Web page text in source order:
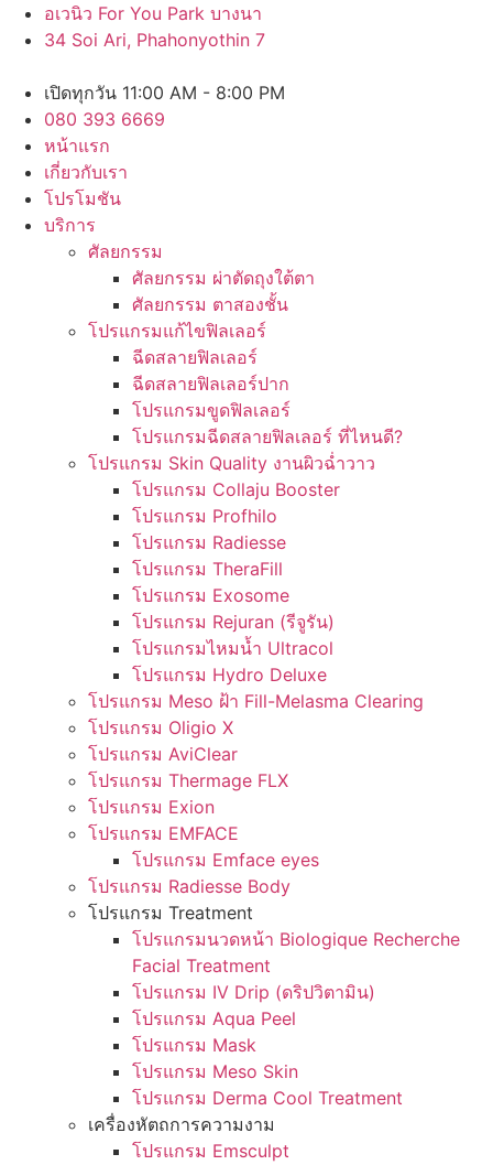
Skip
อเวนิว For You Park บางนา
34 Soi Ari, Phahonyothin 7
เปิดทุกวัน 11:00 AM - 8:00 PM
080 393 6669
หน้าแรก
เกี่ยวกับเรา
โปรโมชัน
บริการ
ศัลยกรรม
ศัลยกรรม ผ่าตัดถุงใต้ตา
ศัลยกรรม ตาสองชั้น
โปรแกรมแก้ไขฟิลเลอร์
ฉีดสลายฟิลเลอร์
ฉีดสลายฟิลเลอร์ปาก
โปรแกรมขูดฟิลเลอร์
โปรแกรมฉีดสลายฟิลเลอร์ ที่ไหนดี?
โปรแกรม Skin Quality งานผิวฉ่ำวาว
โปรแกรม Collaju Booster
โปรแกรม Profhilo
โปรแกรม Radiesse
โปรแกรม TheraFill
โปรแกรม Exosome
โปรแกรม Rejuran (รีจูรัน)
โปรแกรมไหมน้ำ Ultracol
โปรแกรม Hydro Deluxe
โปรแกรม Meso ฝ้า Fill-Melasma Clearing
โปรแกรม Oligio X
โปรแกรม AviClear
โปรแกรม Thermage FLX
โปรแกรม Exion
โปรแกรม EMFACE
โปรแกรม Emface eyes
โปรแกรม Radiesse Body
โปรแกรม Treatment
โปรแกรมนวดหน้า Biologique Recherche
Facial Treatment
โปรแกรม IV Drip (ดริปวิตามิน)
โปรแกรม Aqua Peel
โปรแกรม Mask
โปรแกรม Meso Skin
โปรแกรม Derma Cool Treatment
เครื่องหัตถการความงาม
โปรแกรม Emsculpt